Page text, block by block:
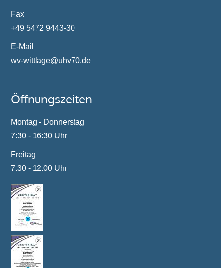
Fax
+49 5472 9443-30
E-Mail
wv-wittlage@uhv70.de
Öffnungszeiten
Montag - Donnerstag
7:30 - 16:30 Uhr
Freitag
7:30 - 12:00 Uhr